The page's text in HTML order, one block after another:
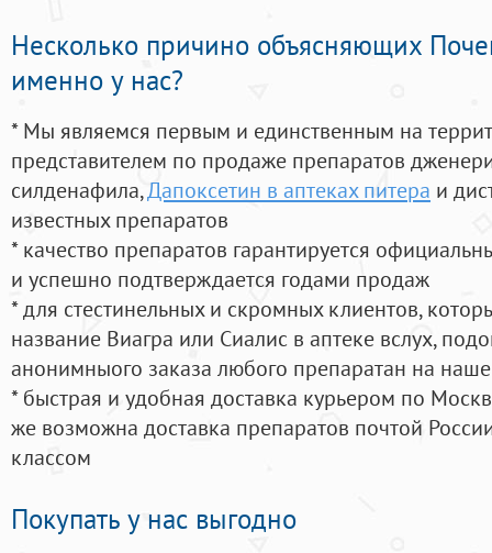
Несколько причино объясняющих
именно у нас?
* Мы являемся первым и единственным на
представителем по продаже препаратов
силденафила,Дапоксетин в аптеках питера и
известных препаратов
* качество препаратов гарантируется
и успешно подтверждается годами продаж
* для стестинельных и скромных клиентов,
название Виагра или Сиалис в аптеке вслух,
анонимныого заказа любого препаратан на
* быстрая и удобная доставка курьером по
же возможна доставка препаратов почтой
классом
Покупать у нас выгодно